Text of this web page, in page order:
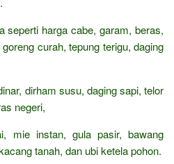
seperti harga cabe, garam, beras,
curah, tepung terigu, daging
dirham susu, daging sapi, telor
negeri,
mie instan, gula pasir, bawang
tanah, dan ubi ketela pohon.